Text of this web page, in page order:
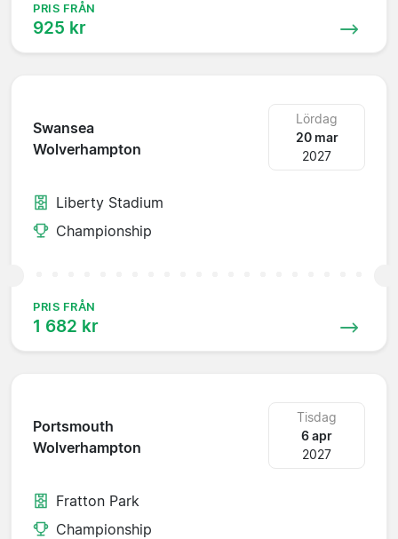
PRIS FRÅN
925 kr
Swansea
Wolverhampton
Lördag
20 mar
2027
Liberty Stadium
Championship
PRIS FRÅN
1 682 kr
Portsmouth
Wolverhampton
Tisdag
6 apr
2027
Fratton Park
Championship